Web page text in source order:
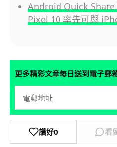
Android Quick
Pixel 10 率先可與
更多精彩文章每日送到電子郵
讚好0 看